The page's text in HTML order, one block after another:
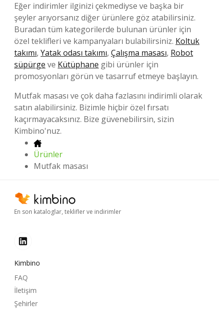
Eğer indirimler ilginizi çekmediyse ve başka bir
şeyler arıyorsanız diğer ürünlere göz atabilirsiniz.
Buradan tüm kategorilerde bulunan ürünler için
özel teklifleri ve kampanyaları bulabilirsiniz. Koltuk
takımı, Yatak odası takımı, Çalışma masası, Robot
süpürge ve Kütüphane gibi ürünler için
promosyonları görün ve tasarruf etmeye başlayın.
Mutfak masası ve çok daha fazlasını indirimli olarak
satın alabilirsiniz. Bizimle hiçbir özel fırsatı
kaçırmayacaksınız. Bize güvenebilirsin, sizin
Kimbino'nuz.
Ürünler
Mutfak masası
En son kataloglar, teklifler ve indirimler
Kimbino
FAQ
İletişim
Şehirler